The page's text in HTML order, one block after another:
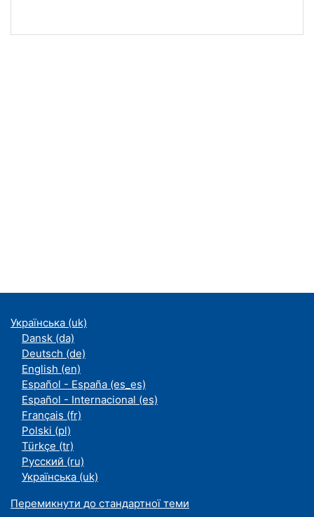
Українська ‎(uk)‎
Dansk ‎(da)‎
Deutsch ‎(de)‎
English ‎(en)‎
Español - España ‎(es_es)‎
Español - Internacional ‎(es)‎
Français ‎(fr)‎
Polski ‎(pl)‎
Türkçe ‎(tr)‎
Русский ‎(ru)‎
Українська ‎(uk)‎
Перемикнути до стандартної теми